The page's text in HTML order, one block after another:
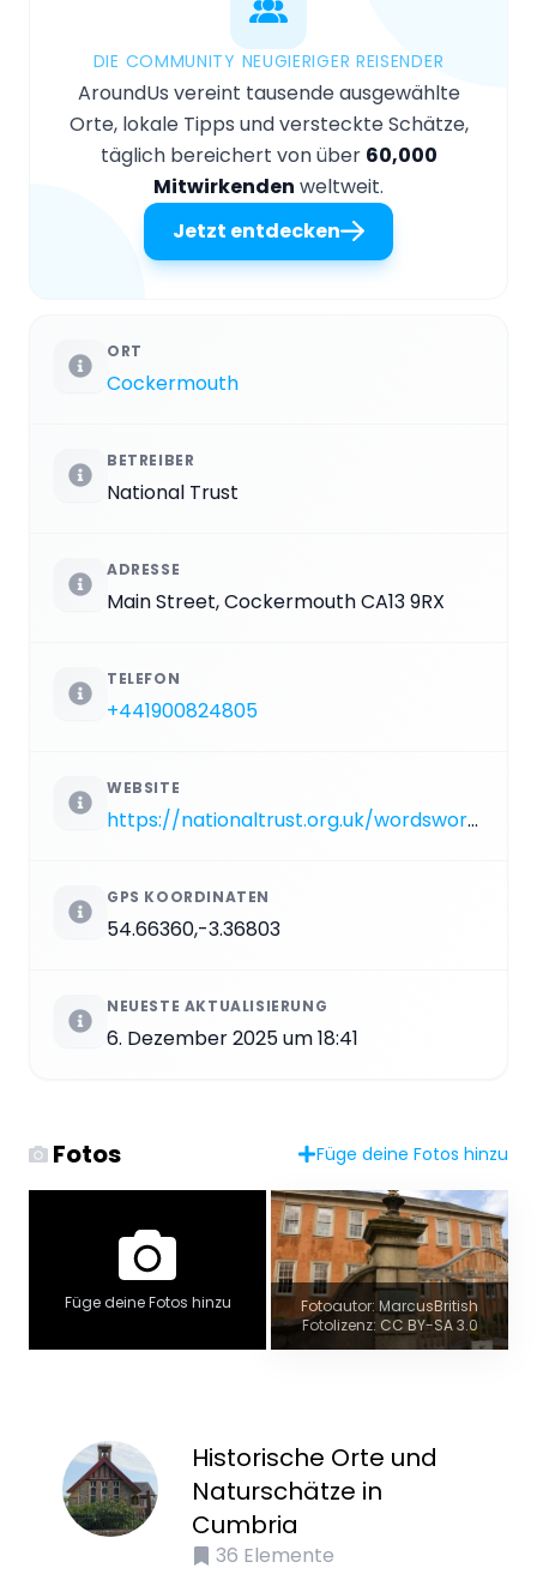
DIE COMMUNITY NEUGIERIGER REISENDER
AroundUs vereint tausende ausgewählte
Orte, lokale Tipps und versteckte Schätze,
täglich bereichert von über 60,000
Mitwirkenden weltweit.
Jetzt entdecken
ORT
Cockermouth
BETREIBER
National Trust
ADRESSE
Main Street, Cockermouth CA13 9RX
TELEFON
+441900824805
WEBSITE
https://nationaltrust.org.uk/wordsworth-house
GPS KOORDINATEN
54.66360,-3.36803
NEUESTE AKTUALISIERUNG
6. Dezember 2025 um 18:41
Fotos Füge deine Fotos hinzu
Füge deine Fotos hinzu
Fotoautor: MarcusBritish
Fotolizenz: CC BY-SA 3.0
Historische Orte und
Naturschätze in
Cumbria
36 Elemente